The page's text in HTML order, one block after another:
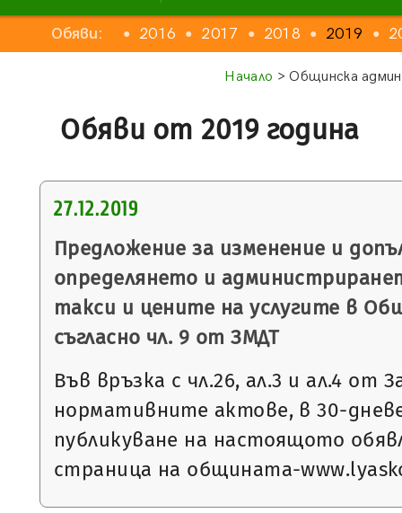
Обяви:
● 2015 ● 2016 ● 2017 ● 2018 ● 2019 ●
Начало > Общинска
Обяви от 2019 година
27.12.2019
Предложение за изменение и
определянето и
такси и цените на услугите в
съгласно чл. 9 от ЗМДТ
Във връзка с чл.26, ал.3 и ал.4 от
нормативните актове, в 30-
публикуване на настоящото
страница на общината-